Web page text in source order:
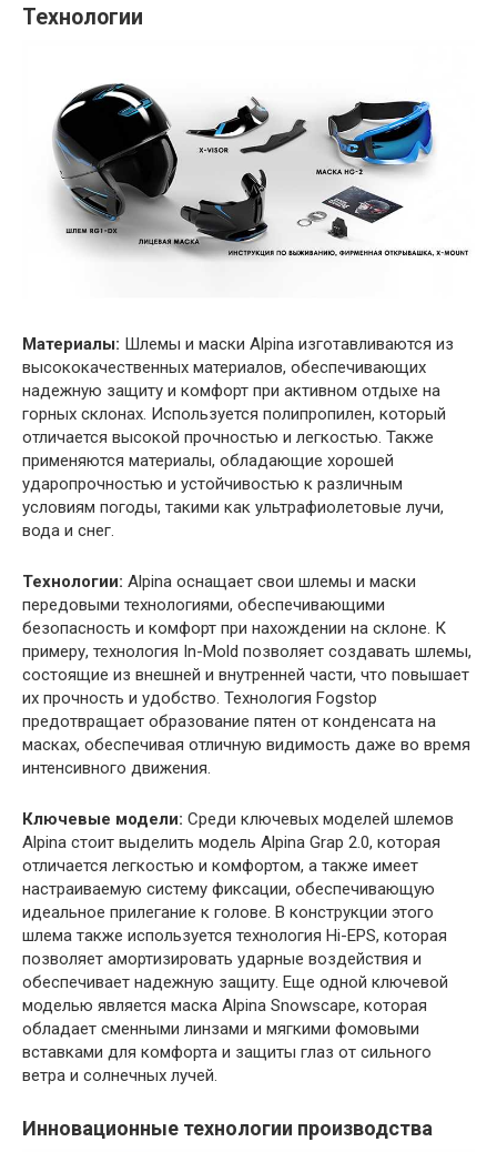
Технологии
Материалы: Шлемы и маски Alpina изготавливаются из
высококачественных материалов, обеспечивающих
надежную защиту и комфорт при активном отдыхе на
горных склонах. Используется полипропилен, который
отличается высокой прочностью и легкостью. Также
применяются материалы, обладающие хорошей
ударопрочностью и устойчивостью к различным
условиям погоды, такими как ультрафиолетовые лучи,
вода и снег.
Технологии: Alpina оснащает свои шлемы и маски
передовыми технологиями, обеспечивающими
безопасность и комфорт при нахождении на склоне. К
примеру, технология In-Mold позволяет создавать шлемы,
состоящие из внешней и внутренней части, что повышает
их прочность и удобство. Технология Fogstop
предотвращает образование пятен от конденсата на
масках, обеспечивая отличную видимость даже во время
интенсивного движения.
Ключевые модели: Среди ключевых моделей шлемов
Alpina стоит выделить модель Alpina Grap 2.0, которая
отличается легкостью и комфортом, а также имеет
настраиваемую систему фиксации, обеспечивающую
идеальное прилегание к голове. В конструкции этого
шлема также используется технология Hi-EPS, которая
позволяет амортизировать ударные воздействия и
обеспечивает надежную защиту. Еще одной ключевой
моделью является маска Alpina Snowscape, которая
обладает сменными линзами и мягкими фомовыми
вставками для комфорта и защиты глаз от сильного
ветра и солнечных лучей.
Инновационные технологии производства